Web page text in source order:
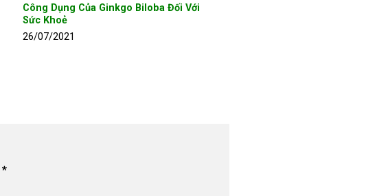
Công Dụng Của Ginkgo Biloba Đối Với
Sức Khoẻ
26/07/2021
*